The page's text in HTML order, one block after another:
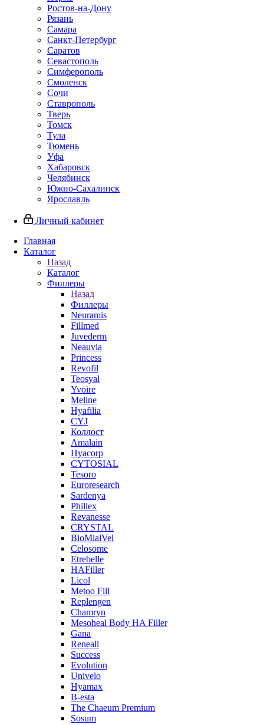
Ростов-на-Дону
Рязань
Самара
Санкт-Петербург
Саратов
Севастополь
Симферополь
Смоленск
Сочи
Ставрополь
Тверь
Томск
Тула
Тюмень
Уфа
Хабаровск
Челябинск
Южно-Сахалинск
Ярославль
Личный кабинет
Главная
Каталог
Назад
Каталог
Филлеры
Назад
Филлеры
Neuramis
Fillmed
Juvederm
Neauvia
Princess
Revofil
Teosyal
Yvoire
Meline
Hyafilia
CYJ
Коллост
Amalain
Hyacorp
CYTOSIAL
Tesoro
Euroresearch
Sardenya
Phillex
Revanesse
CRYSTAL
BioMialVel
Celosome
Etrebelle
HAFiller
Licol
Metoo Fill
Replengen
Chamryn
Mesoheal Body HA Filler
Gana
Reneall
Success
Evolution
Univelo
Hyamax
B-esta
The Chaeum Premium
Sosum